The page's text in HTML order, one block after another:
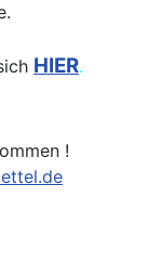
HIER.
!